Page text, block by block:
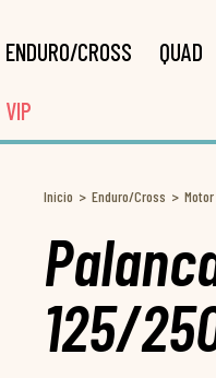
ENDURO/CROSS QUAD
VIP
Inicio Enduro/Cross Motor
125/